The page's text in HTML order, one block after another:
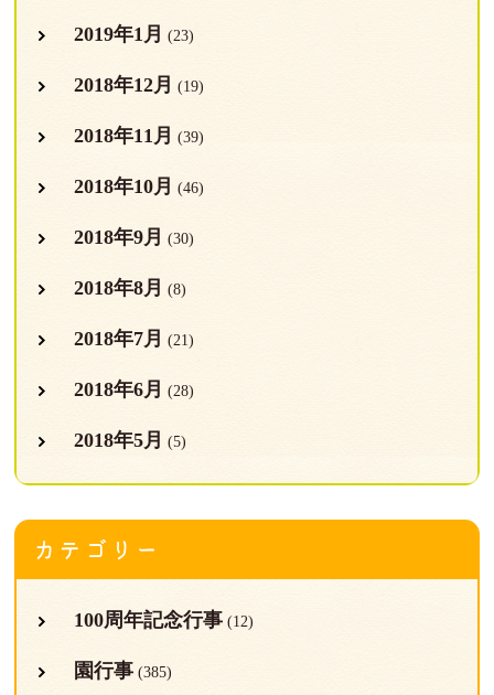
2019年1月 (23)
2018年12月 (19)
2018年11月 (39)
2018年10月 (46)
2018年9月 (30)
2018年8月 (8)
2018年7月 (21)
2018年6月 (28)
2018年5月 (5)
カテゴリー
100周年記念行事(12)
園行事(385)